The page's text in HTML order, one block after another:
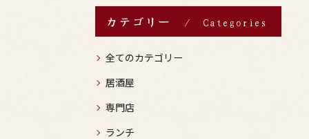
カテゴリー Categories
全てのカテゴリー
居酒屋
専門店
ランチ